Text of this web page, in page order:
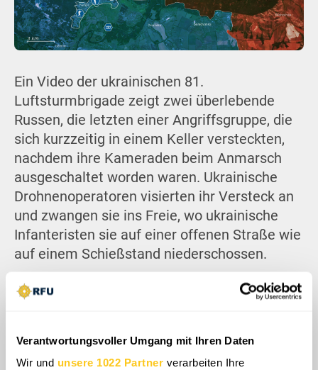
Verantwortungsvoller Umgang mit Ihren Daten
Wir und unsere 1022 Partner verarbeiten Ihre
Ein Video der ukrainischen 81.
Luftsturmbrigade zeigt zwei überlebende
Russen, die letzten einer Angriffsgruppe, die
sich kurzzeitig in einem Keller versteckten,
nachdem ihre Kameraden beim Anmarsch
ausgeschaltet worden waren. Ukrainische
Drohnenoperatoren visierten ihr Versteck an
und zwangen sie ins Freie, wo ukrainische
Infanteristen sie auf einer offenen Straße wie
auf einem Schießstand niederschossen.